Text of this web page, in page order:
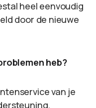
heel eenvoudig
door de nieuwe
heb?
van je